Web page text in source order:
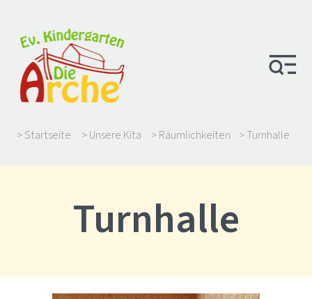
> Startseite > Unsere Kita > Räumlichkeiten > Turnhalle
Turnhalle